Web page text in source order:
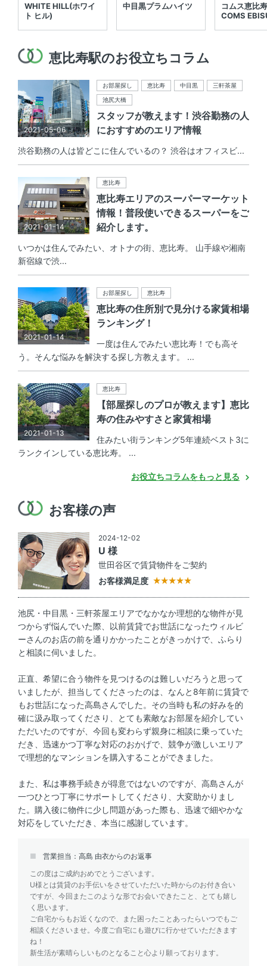
WHITE HILL(ホワイ
ト ヒル)
中目黒プラムハイツ
コムス恵
COMS
恵比寿駅のお役立ちコラム
2021-05-06
お部屋探し 恵比寿 中目黒
三軒茶屋
池尻大橋
スタッフが教えます！渋谷勤務の人
におすすめのエリア情報
渋谷勤務の人は皆どこに住んでいるの？ 渋谷はオフィスビ...
2021-01-14
恵比寿
恵比寿エリアのスーパーマーケット
情報！普段使いできるスーパーをご
紹介します。
いつかは住んでみたい、オトナの街、恵比寿。 山手線や湘南
新宿線で渋...
2021-01-14
お部屋探し 恵比寿
恵比寿の住所別で見分ける家賃相場
ランキング！
一度は住んでみたい恵比寿！でも高そ
う。そんな悩みを解決する探し方教えます。 ...
2021-01-13
恵比寿
【部屋探しのプロが教えます】恵比
寿の住みやすさと家賃相場
住みたい街ランキング5年連続ベスト3に
ランクインしている恵比寿。 ...
お役立ちコラムをもっと見る
お客様の声
2024-12-02
U 様
世田谷区で賃貸物件をご契約
お客様満足度
池尻・中目黒・三軒茶屋エリアでなかなか理想的な物件が見
つからず悩んでいた際、以前賃貸でお世話になったウィルビ
ーさんのお店の前を通りかかったことがきっかけで、ふらり
と相談に伺いました。
正直、希望に合う物件を見つけるのは難しいだろうと思って
いましたが、担当してくださったのは、なんと8年前に賃貸で
もお世話になった高島さんでした。その当時も私の好みを的
確に汲み取ってくださり、とても素敵なお部屋を紹介してい
ただいたのですが、今回も変わらず親身に相談に乗っていた
だき、迅速かつ丁寧な対応のおかげで、競争が激しいエリア
で理想的なマンションを購入することができました。
また、私は事務手続きが得意ではないのですが、高島さんが
一つひとつ丁寧にサポートしてくださり、大変助かりまし
た。購入後に物件に少し問題があった際も、迅速で細やかな
対応をしていただき、本当に感謝しています。
営業担当：高島 由衣からのお返事
この度はご成約おめでとうございます。
U様とは賃貸のお手伝いをさせていただいた時からのお付き合い
ですが、今回またこのような形でお会いできたこと、とても嬉し
く思います。
ご自宅からもお近くなので、また困ったことあったらいつでもご
相談くださいませ。今度ご自宅にも遊びに行かせていただきます
ね！
新生活が素晴らしいものとなること心より願っております。